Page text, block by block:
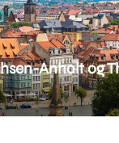
Anhalt og